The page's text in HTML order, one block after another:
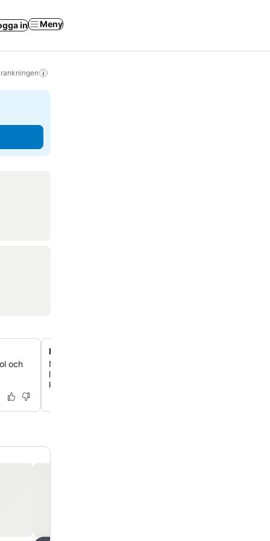
in Meny
och
Kafé och bageri på plats
Njut av färskt kaffe, inklusive det unika Mapid-kaffet,
läckra bakverk och traditionella thailändska desserter
kafé.